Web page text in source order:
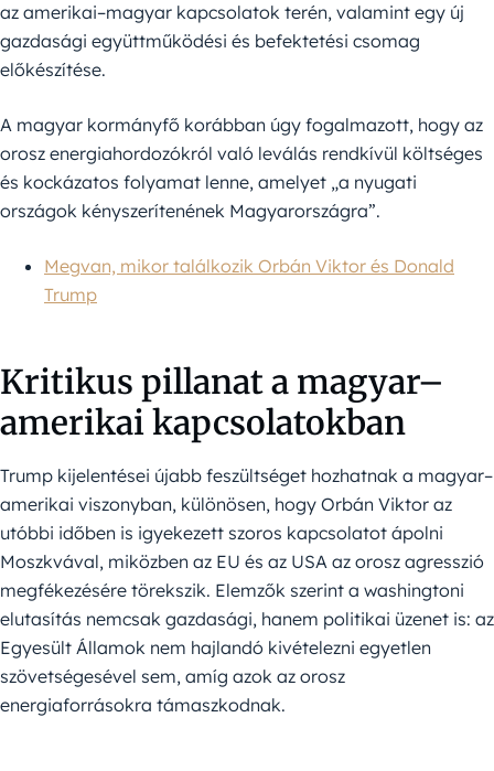
az amerikai–magyar kapcsolatok terén, valamint egy új
gazdasági együttműködési és befektetési csomag
előkészítése.
A magyar kormányfő korábban úgy fogalmazott, hogy az
orosz energiahordozókról való leválás rendkívül költséges
és kockázatos folyamat lenne, amelyet „a nyugati
országok kényszerítenének Magyarországra”.
Megvan, mikor találkozik Orbán Viktor és Donald
Trump
Kritikus pillanat a magyar–
amerikai kapcsolatokban
Trump kijelentései újabb feszültséget hozhatnak a magyar–
amerikai viszonyban, különösen, hogy Orbán Viktor az
utóbbi időben is igyekezett szoros kapcsolatot ápolni
Moszkvával, miközben az EU és az USA az orosz agresszió
megfékezésére törekszik. Elemzők szerint a washingtoni
elutasítás nemcsak gazdasági, hanem politikai üzenet is: az
Egyesült Államok nem hajlandó kivételezni egyetlen
szövetségesével sem, amíg azok az orosz
energiaforrásokra támaszkodnak.